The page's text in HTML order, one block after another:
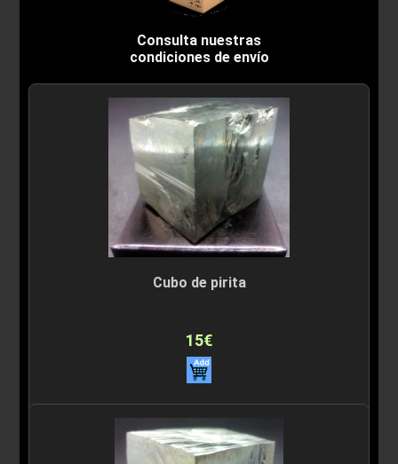
Consulta nuestras
condiciones de envío
Cubo de pirita
15€